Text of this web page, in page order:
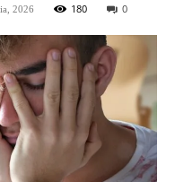
2026 180 0